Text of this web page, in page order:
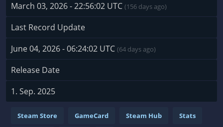
March 03, 2026 - 22:56:02 UTC (156 days ago)
Last Record Update
June 04, 2026 - 06:24:02 UTC (64 days ago)
Release Date
1. Sep. 2025
Steam Store GameCard Steam Hub Stats